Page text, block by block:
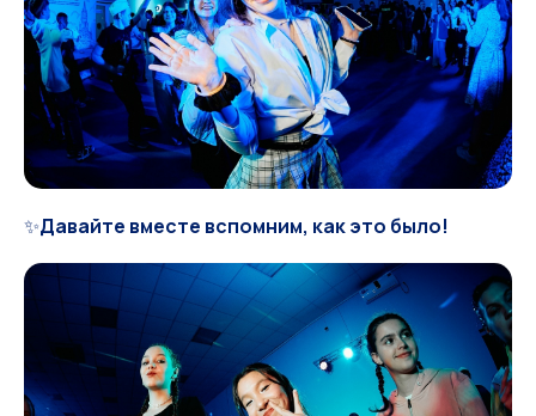
✨Давайте вместе вспомним, как это было!